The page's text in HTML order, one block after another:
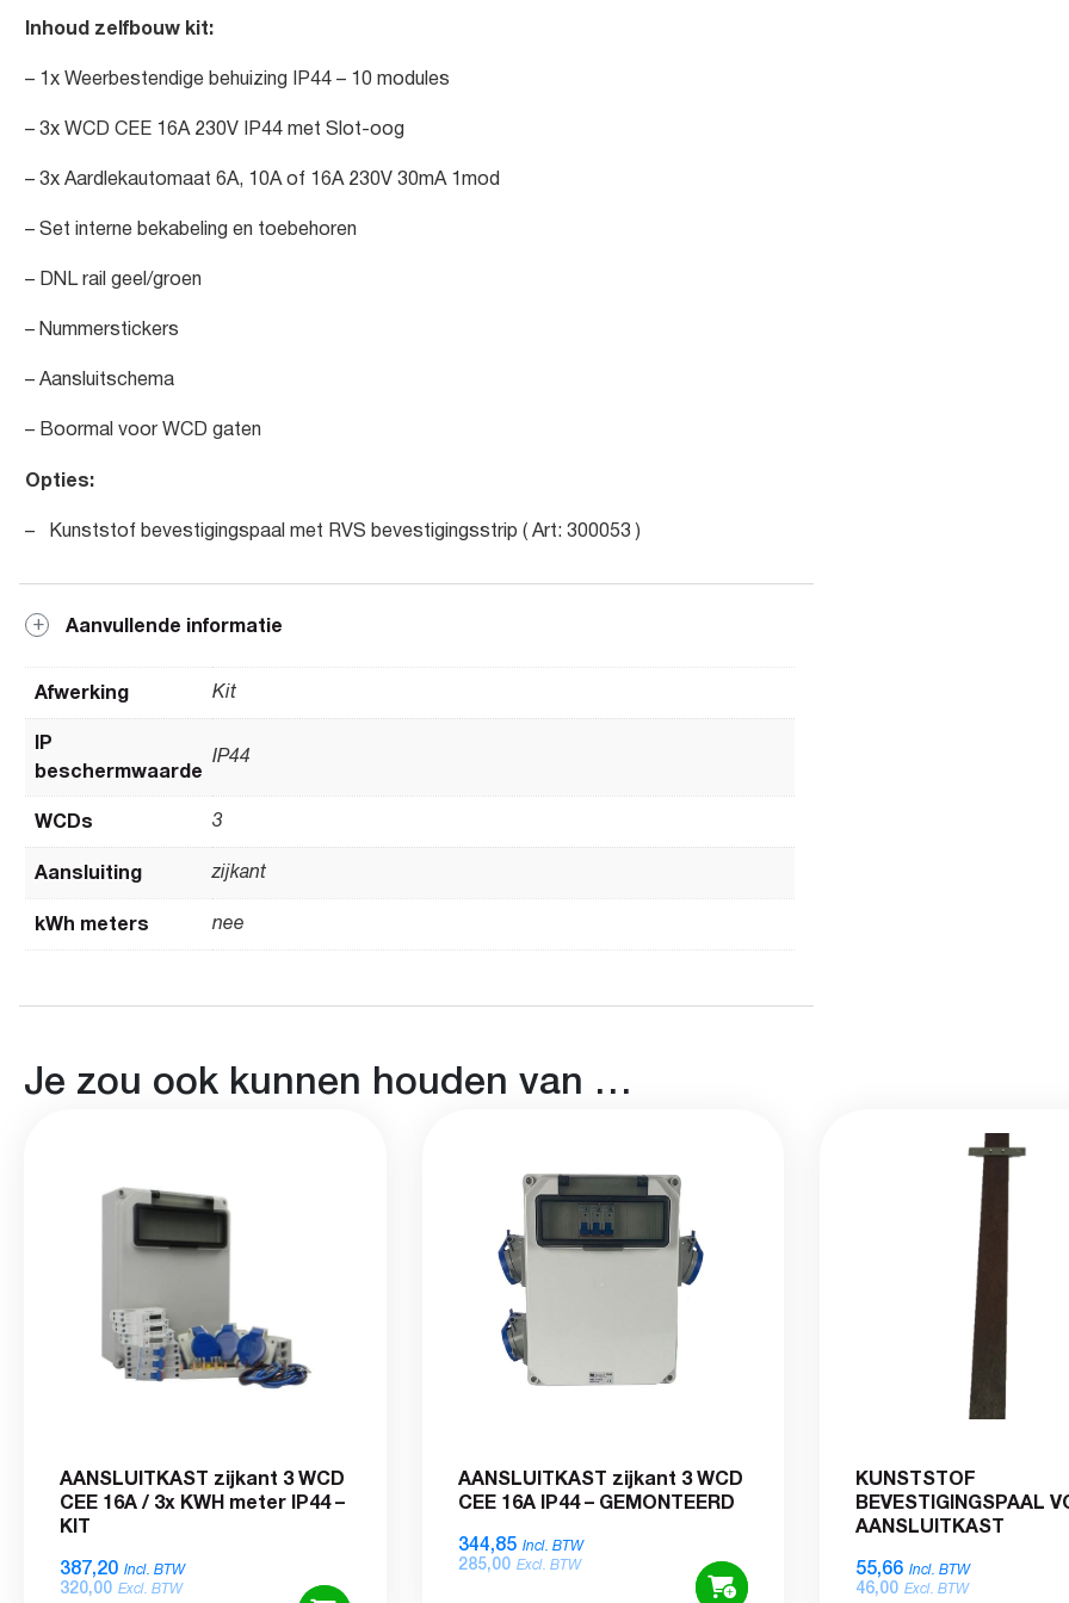
Inhoud zelfbouw kit:
– 1x Weerbestendige behuizing IP44 – 10 modules
– 3x WCD CEE 16A 230V IP44 met Slot-oog
– 3x Aardlekautomaat 6A, 10A of 16A 230V 30mA 1mod
– Set interne bekabeling en toebehoren
– DNL rail geel/groen
– Nummerstickers
– Aansluitschema
– Boormal voor WCD gaten
Opties:
– Kunststof bevestigingspaal met RVS bevestigingsstrip ( Art: 300053 )
Aanvullende informatie
Afwerking Kit
IP
beschermwaarde IP44
WCDs 3
Aansluiting zijkant
kWh meters nee
Je zou ook kunnen houden van …
AANSLUITKAST zijkant 3 WCD
CEE 16A / 3x KWH meter IP44 –
KIT
387,20 Incl. BTW
320,00 Excl. BTW
AANSLUITKAST zijkant 3 WCD
CEE 16A IP44 – GEMONTEERD
344,85 Incl. BTW
285,00 Excl. BTW
KUNSTSTOF
BEVESTIGINGSPAAL
AANSLUITKAST
55,66 Incl. BTW
46,00 Excl. BTW